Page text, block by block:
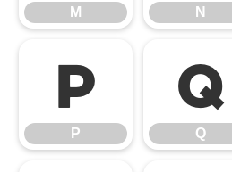
M N
P
P
Q
Q